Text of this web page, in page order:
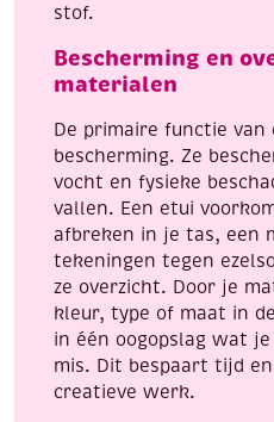
stof.
Bescherming en
materialen
De primaire functie van
bescherming. Ze
vocht en fysieke
vallen. Een etui
afbreken in je tas, een
tekeningen tegen
ze overzicht. Door je
kleur, type of maat in
in één oogopslag wat
mis. Dit bespaart tijd
creatieve werk.